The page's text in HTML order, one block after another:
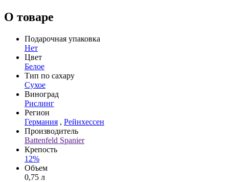
О товаре
Подарочная упаковка
Нет
Цвет
Белое
Тип по сахару
Сухое
Виноград
Рислинг
Регион
Германия , Рейнхессен
Производитель
Battenfeld Spanier
Крепость
12%
Объем
0,75 л